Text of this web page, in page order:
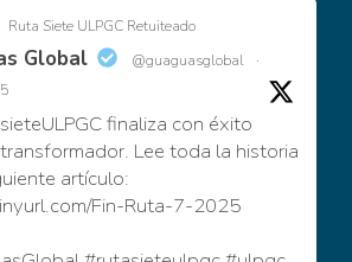
Ruta Siete ULPGC Retuiteado
Global @guaguasglobal
·
finaliza con éxito
Lee toda la historia
artículo:
Fin-Ruta-7-2025